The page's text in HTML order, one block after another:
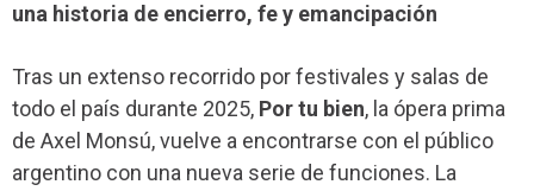
una historia de encierro, fe y emancipación
Tras un extenso recorrido por festivales y salas de
todo el país durante 2025, Por tu bien, la ópera prima
de Axel Monsú, vuelve a encontrarse con el público
argentino con una nueva serie de funciones. La